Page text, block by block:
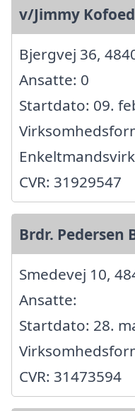
v/Jimmy
Bjergvej 36,
Ansatte: 0
Startdato: 09.
CVR: 31929547
Brdr. Pedersen
Smedevej 10,
Ansatte:
Startdato: 28.
CVR: 31473594